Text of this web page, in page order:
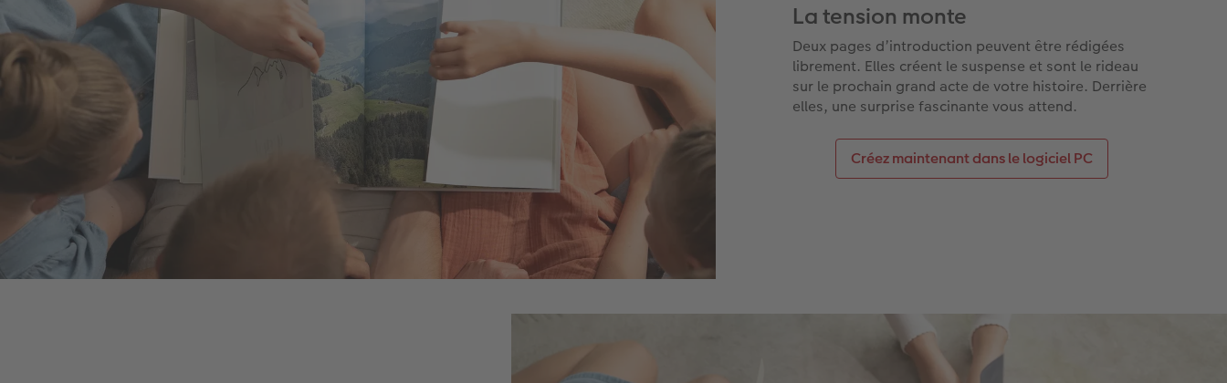
La tension monte
Deux pages d’introduction peuvent être rédigées
librement. Elles créent le suspense et sont le rideau
sur le prochain grand acte de votre histoire. Derrière
elles, une surprise fascinante vous attend.
Créez maintenant dans le logiciel PC